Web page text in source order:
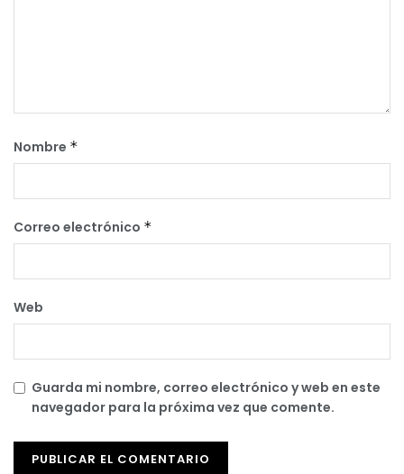
Nombre *
Correo electrónico *
Web
Guarda mi nombre, correo electrónico y web en este
navegador para la próxima vez que comente.